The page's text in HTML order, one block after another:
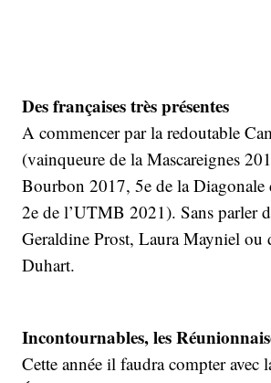
Des françaises très présentes
A commencer par la redoutable
(vainqueure de la Mascareignes
Bourbon 2017, 5e de la Diagonale
2e de l’UTMB 2021). Sans parler
Geraldine Prost, Laura Mayniel ou
Duhart.
Incontournables, les
Cette année il faudra compter avec